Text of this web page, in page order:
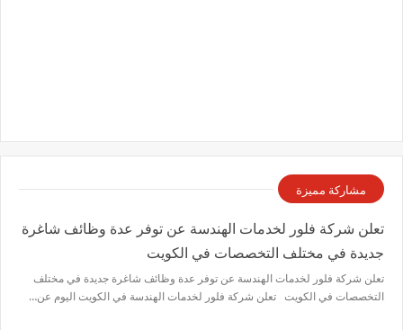
مشاركة مميزة
تعلن شركة فلور لخدمات الهندسة عن توفر عدة وظائف شاغرة
جديدة في مختلف التخصصات في الكويت
تعلن شركة فلور لخدمات الهندسة عن توفر عدة وظائف شاغرة جديدة في مختلف
التخصصات في الكويت تعلن شركة فلور لخدمات الهندسة في الكويت اليوم عن…